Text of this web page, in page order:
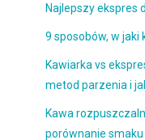
Najlepszy ekspres
9 sposobów, w jaki
Kawiarka vs
metod parzenia i
Kawa
porównanie smaku